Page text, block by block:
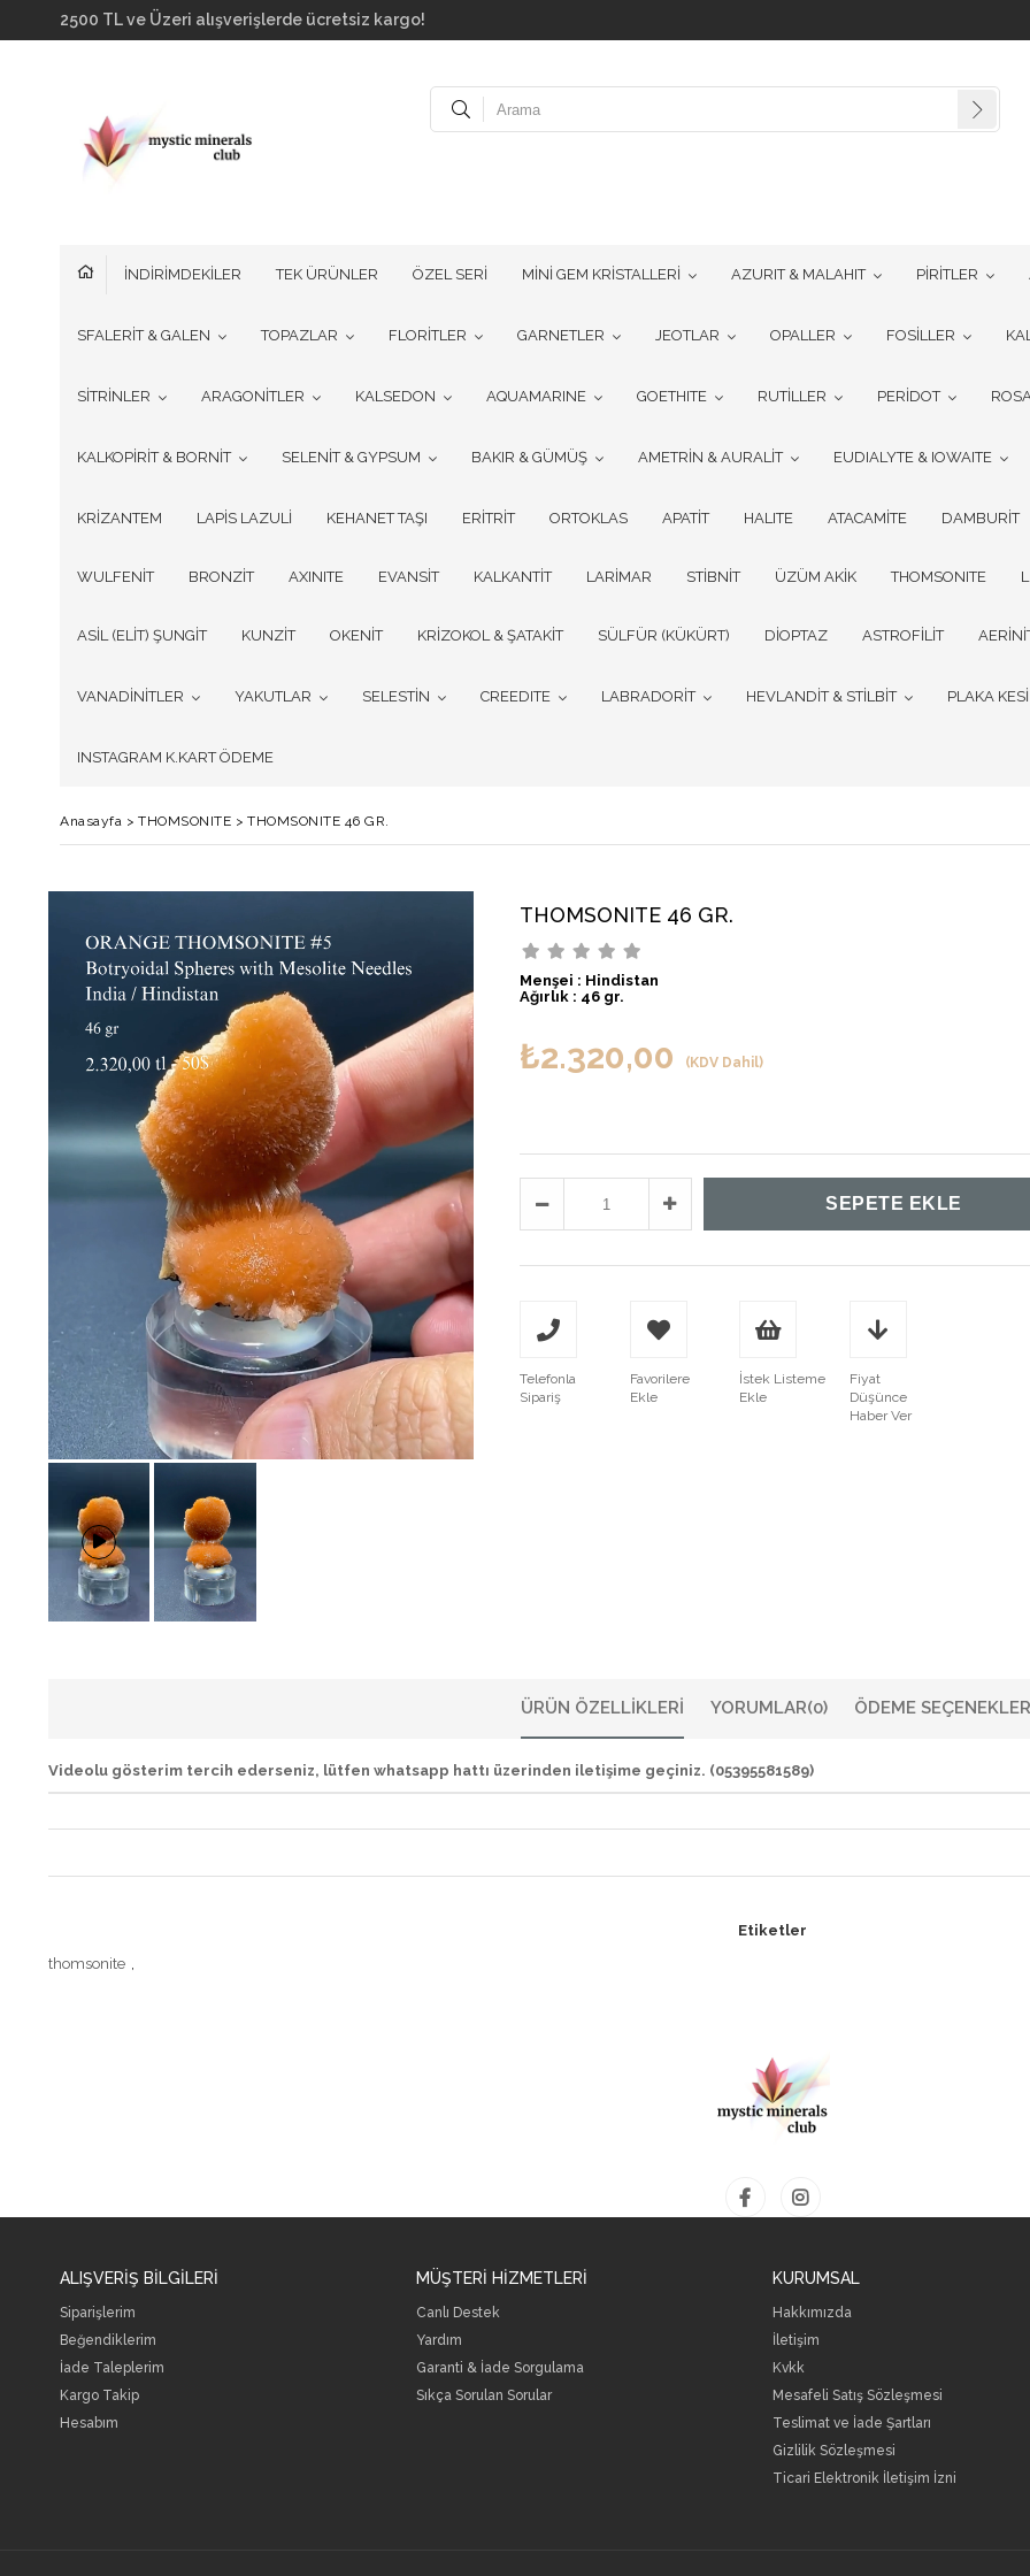
2500 TL ve Üzeri alışverişlerde ücretsiz kargo!
İNDİRİMDEKİLER TEK ÜRÜNLER ÖZEL SERİ MİNİ GEM KRİSTALLERİ AZURIT & MALAHIT PİRİTLER
SFALERİT & GALEN TOPAZLAR FLORİTLER GARNETLER JEOTLAR OPALLER FOSİLLER
SİTRİNLER ARAGONİTLER KALSEDON AQUAMARINE GOETHITE RUTİLLER PERİDOT
KALKOPİRİT & BORNİT SELENİT & GYPSUM BAKIR & GÜMÜŞ AMETRİN & AURALİT EUDIALYTE & IOWAITE
KRİZANTEM LAPİS LAZULİ KEHANET TAŞI ERİTRİT ORTOKLAS APATİT HALITE ATACAMİTE DAMBURİT
WULFENİT BRONZİT AXINITE EVANSİT KALKANTİT LARİMAR STİBNİT ÜZÜM AKİK THOMSONITE
ASİL (ELİT) ŞUNGİT KUNZİT OKENİT KRİZOKOL & ŞATAKİT SÜLFÜR (KÜKÜRT) DİOPTAZ ASTROFİLİT
VANADİNİTLER YAKUTLAR SELESTİN CREEDITE LABRADORİT HEVLANDİT & STİLBİT PLAKA
INSTAGRAM K.KART ÖDEME
Anasayfa > THOMSONITE > THOMSONITE 46 GR.
THOMSONITE 46 GR.
Menşei : Hindistan
Ağırlık : 46 gr.
₺2.320,00 (KDV Dahil)
Telefonla
Sipariş
Favorilere
Ekle
İstek Listeme
Ekle
Fiyat
Düşünce
Haber Ver
ÜRÜN ÖZELLIKLERI YORUMLAR(0) ÖDEME
Videolu gösterim tercih ederseniz, lütfen whatsapp hattı üzerinden iletişime geçiniz. (05395581589)
Etiketler
thomsonite ,
ALIŞVERİŞ BİLGİLERİ
Siparişlerim
Beğendiklerim
İade Taleplerim
Kargo Takip
Hesabım
MÜŞTERİ HİZMETLERİ
Canlı Destek
Yardım
Garanti & İade Sorgulama
Sıkça Sorulan Sorular
KURUMSAL
Hakkımızda
İletişim
Kvkk
Mesafeli Satış Sözleşmesi
Teslimat ve İade Şartları
Gizlilik Sözleşmesi
Ticari Elektronik İletişim İzni